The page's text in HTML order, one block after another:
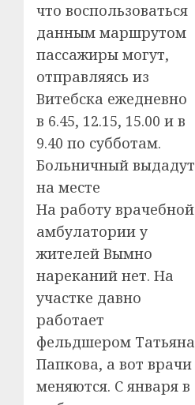
что воспользоваться
данным маршрутом
пассажиры могут,
отправляясь из
Витебска ежедневно
в 6.45, 12.15, 15.00 и в
9.40 по субботам.
Больничный выдадут
на месте
На работу врачебной
амбулатории у
жителей Вымно
нареканий нет. На
участке давно
работает
фельдшером Татьяна
Папкова, а вот врачи
меняются. С января в